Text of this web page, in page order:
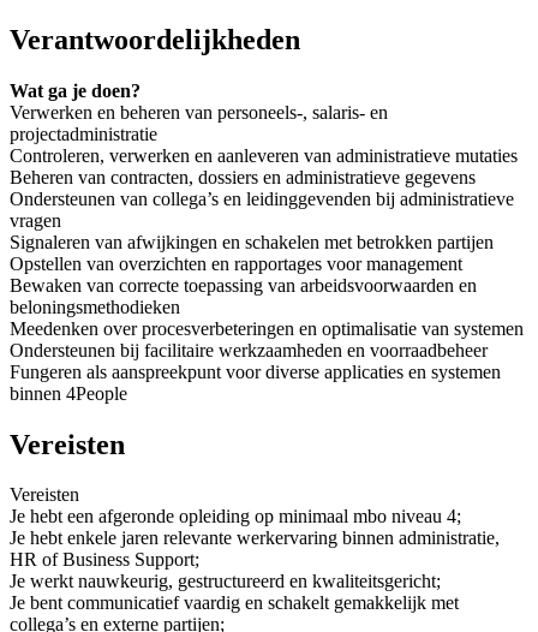
Verantwoordelijkheden
Wat ga je doen?
Verwerken en beheren van personeels-, salaris- en
projectadministratie
Controleren, verwerken en aanleveren van administratieve mutaties
Beheren van contracten, dossiers en administratieve gegevens
Ondersteunen van collega’s en leidinggevenden bij administratieve
vragen
Signaleren van afwijkingen en schakelen met betrokken partijen
Opstellen van overzichten en rapportages voor management
Bewaken van correcte toepassing van arbeidsvoorwaarden en
beloningsmethodieken
Meedenken over procesverbeteringen en optimalisatie van systemen
Ondersteunen bij facilitaire werkzaamheden en voorraadbeheer
Fungeren als aanspreekpunt voor diverse applicaties en systemen
binnen 4People
Vereisten
Vereisten
Je hebt een afgeronde opleiding op minimaal mbo niveau 4;
Je hebt enkele jaren relevante werkervaring binnen administratie,
HR of Business Support;
Je werkt nauwkeurig, gestructureerd en kwaliteitsgericht;
Je bent communicatief vaardig en schakelt gemakkelijk met
collega’s en externe partijen;